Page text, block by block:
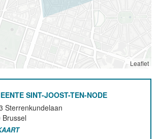
Leaflet
SINT-JOOST-TEN-NODE
Sterrenkundelaan
Brussel